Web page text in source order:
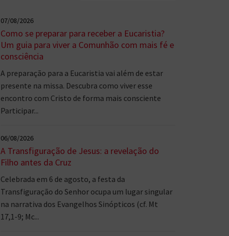
07/08/2026
Como se preparar para receber a Eucaristia?
Um guia para viver a Comunhão com mais fé e
consciência
A preparação para a Eucaristia vai além de estar
presente na missa. Descubra como viver esse
encontro com Cristo de forma mais consciente
Participar...
06/08/2026
A Transfiguração de Jesus: a revelação do
Filho antes da Cruz
Celebrada em 6 de agosto, a festa da
Transfiguração do Senhor ocupa um lugar singular
na narrativa dos Evangelhos Sinópticos (cf. Mt
17,1-9; Mc...